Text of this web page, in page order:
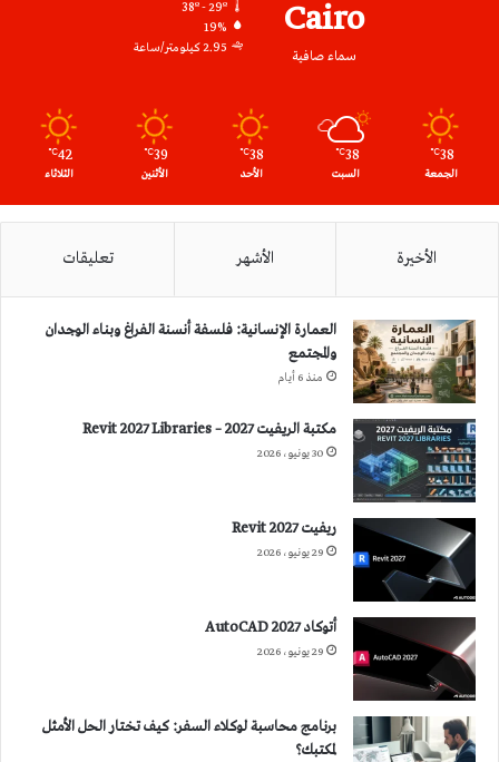
Cairo
سماء صافية
38º - 29º
19%
2.95 كيلومتر/ساعة
38
℃
الجمعة
38
℃
السبت
38
℃
الأحد
39
℃
الأثنين
42
℃
الثلاثاء
الأخيرة الأشهر تعليقات
العمارة الإنسانية: فلسفة أنسنة الفراغ وبناء الوجدان
والمجتمع
منذ 6 أيام
مكتبة الريفيت 2027 – Revit 2027 Libraries
30 يونيو، 2026
ريفيت 2027 Revit
29 يونيو، 2026
أتوكاد 2027 AutoCAD
29 يونيو، 2026
برنامج محاسبة لوكلاء السفر: كيف تختار الحل الأمثل
لمكتبك؟